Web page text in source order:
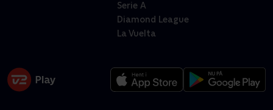
Serie A
Diamond League
La Vuelta